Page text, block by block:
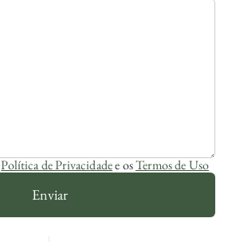
Política de Privacidadee osTermos de Uso
Enviar